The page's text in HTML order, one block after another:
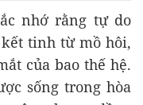
nhớ rằng tự do
tinh từ mồ hôi,
của bao thế hệ.
sống trong hòa